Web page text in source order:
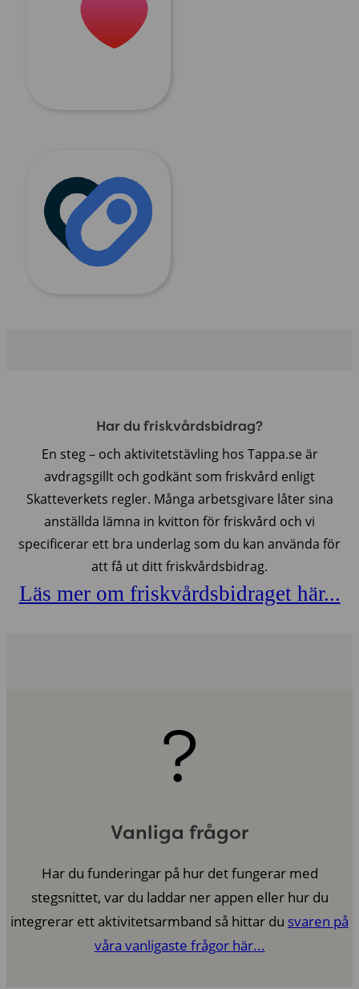
Har du friskvårdsbidrag?
En steg – och aktivitetstävling hos Tappa.se är
avdragsgillt och godkänt som friskvård enligt
Skatteverkets regler. Många arbetsgivare låter sina
anställda lämna in kvitton för friskvård och vi
specificerar ett bra underlag som du kan använda för
att få ut ditt friskvårdsbidrag.
Läs mer om friskvårdsbidraget här...
?
Vanliga frågor
Har du funderingar på hur det fungerar med
stegsnittet, var du laddar ner appen eller hur du
integrerar ett aktivitetsarmband så hittar du svaren på
våra vanligaste frågor här...